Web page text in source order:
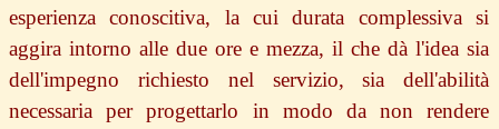
esperienza conoscitiva, la cui durata complessiva si
aggira intorno alle due ore e mezza, il che dà l'idea sia
dell'impegno richiesto nel servizio, sia dell'abilità
necessaria per progettarlo in modo da non rendere